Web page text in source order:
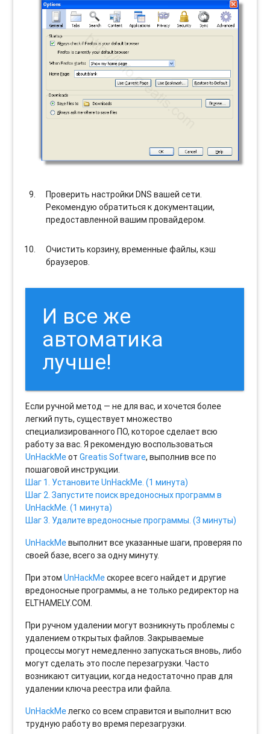
Проверить настройки DNS вашей сети.
Рекомендую обратиться к документации,
предоставленной вашим провайдером.
Очистить корзину, временные файлы, кэш
браузеров.
И все же
автоматика
лучше!
Если ручной метод — не для вас, и хочется более
легкий путь, существует множество
специализированного ПО, которое сделает всю
работу за вас. Я рекомендую воспользоваться
UnHackMeотGreatis Software, выполнив все по
пошаговой инструкции.
Шаг 1. Установите UnHackMe. (1 минута)
Шаг 2. Запустите поиск вредоносных программ в
UnHackMe. (1 минута)
Шаг 3. Удалите вредоносные программы. (3 минуты)
UnHackMeвыполнит все указанные шаги, проверяя по
своей базе, всего за одну минуту.
При этомUnHackMeскорее всего найдет и другие
вредоносные программы, а не только редиректор на
ELTHAMELY.COM.
При ручном удалении могут возникнуть проблемы с
удалением открытых файлов. Закрываемые
процессы могут немедленно запускаться вновь, либо
могут сделать это после перезагрузки. Часто
возникают ситуации, когда недостаточно прав для
удалении ключа реестра или файла.
UnHackMeлегко со всем справится и выполнит всю
трудную работу во время перезагрузки.